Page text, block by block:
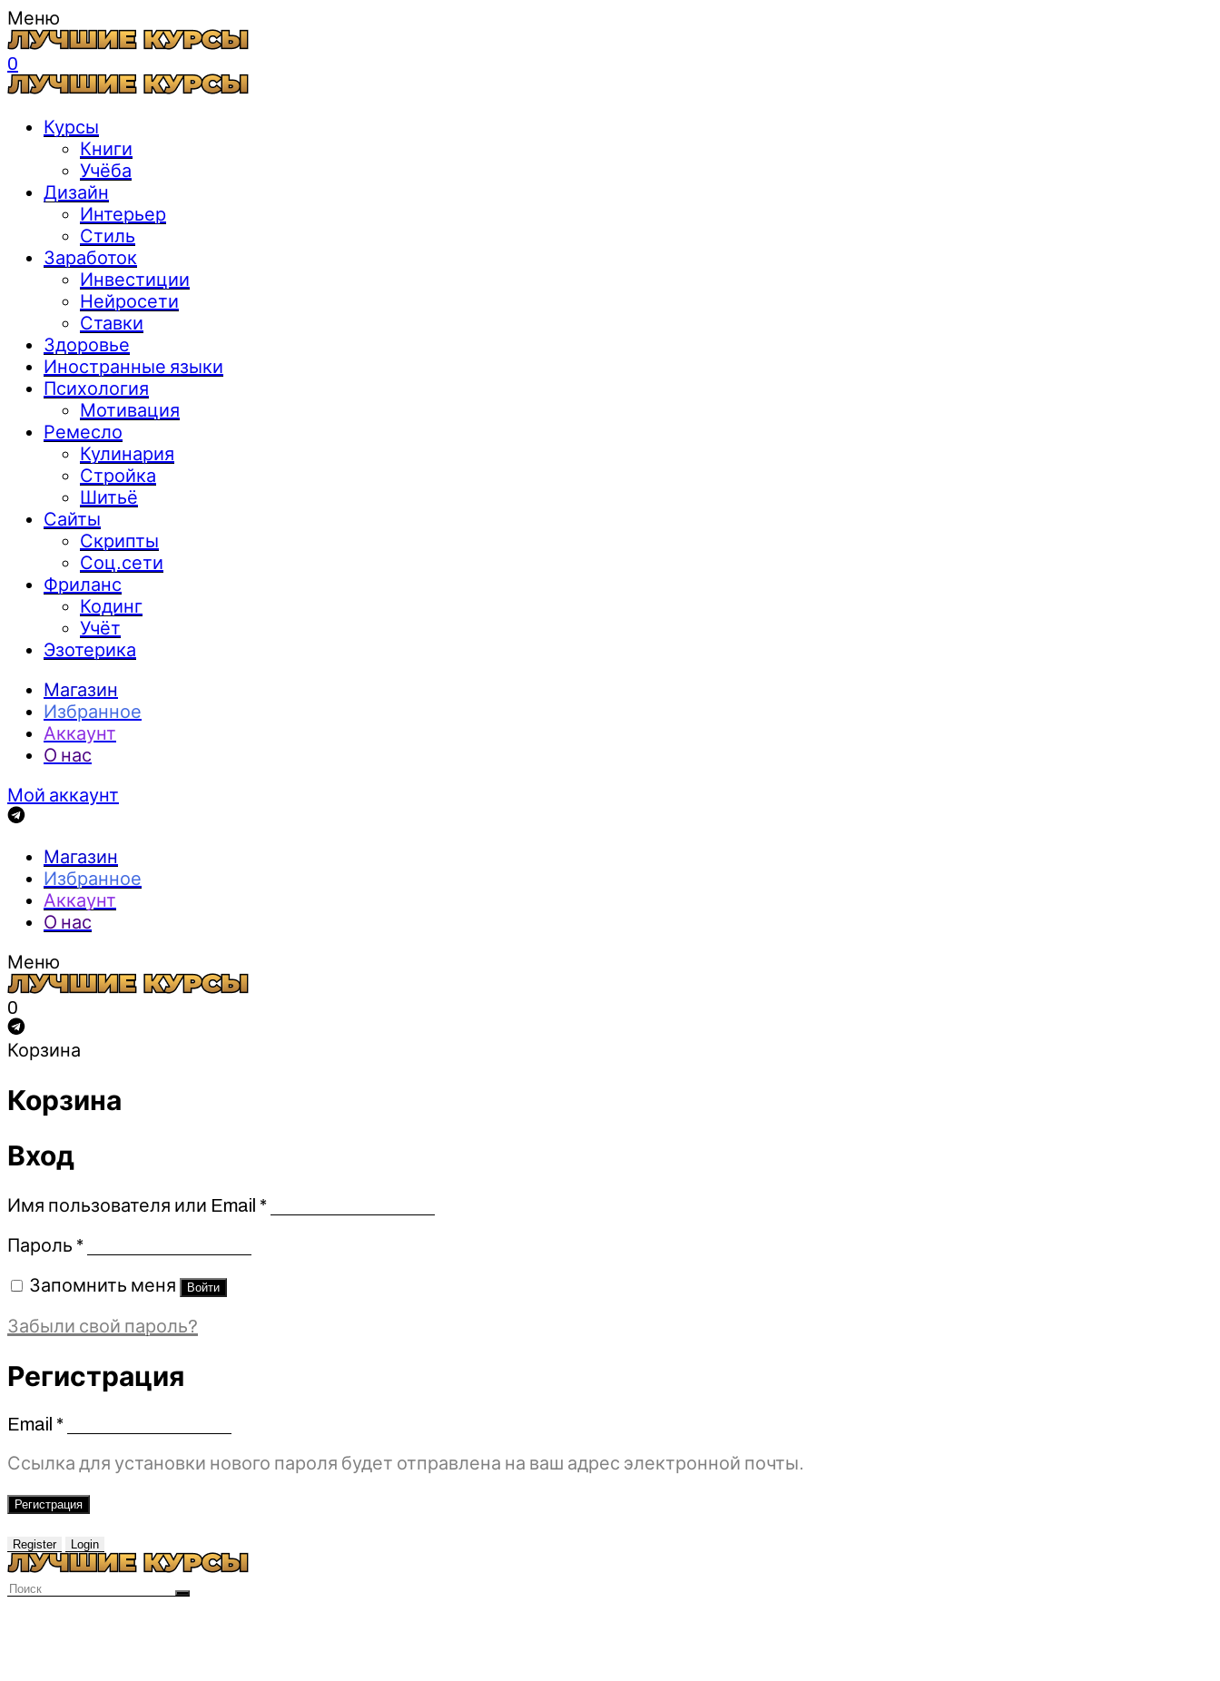
Меню
0
Курсы
Книги
Учёба
Дизайн
Интерьер
Стиль
Заработок
Инвестиции
Нейросети
Ставки
Здоровье
Иностранные языки
Психология
Мотивация
Ремесло
Кулинария
Стройка
Шитьё
Сайты
Скрипты
Соц.сети
Фриланс
Кодинг
Учёт
Эзотерика
Магазин
Избранное
Аккаунт
О нас
Мой аккаунт
Магазин
Избранное
Аккаунт
О нас
Меню
0
Корзина
Корзина
Вход
Имя пользователя или Email *Обязательно
Пароль *Обязательно
Запомнить меня Войти
Забыли свой пароль?
Регистрация
Email *Обязательно
Ссылка для установки нового пароля будет отправлена ​​на ваш адрес электронной почты.
Регистрация
Register Login